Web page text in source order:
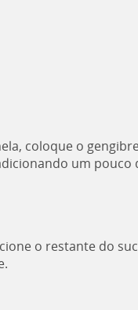
coloque o
um pouco
o restante do